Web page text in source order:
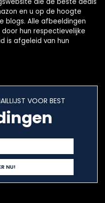
en u op de hoogte
blogs. Alle afbeeldingen
hun respectievelijke
is afgeleid van hun
VOOR BEST